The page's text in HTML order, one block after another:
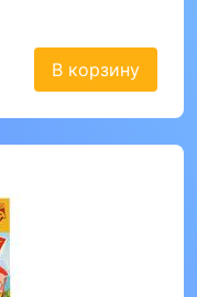
В корзину